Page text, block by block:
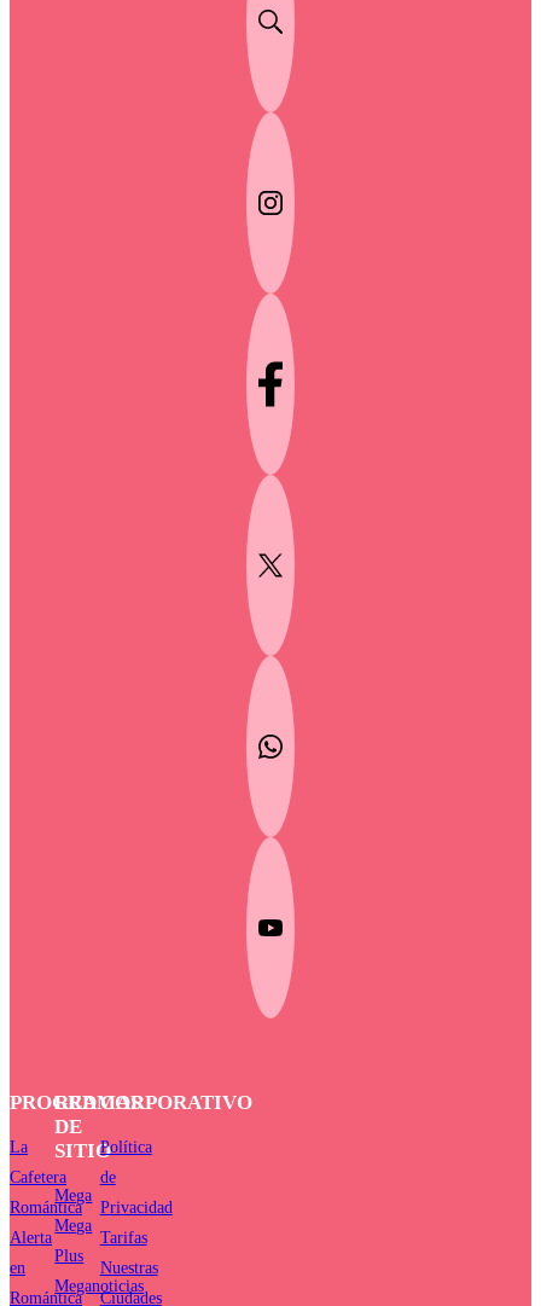
PROGRAMAS
La
Cafetera
Romántica
Alerta
en
Romántica
RED
DE
SITIO
Mega
Mega
Plus
Meganoticias
CORPORATIVO
Política
de
Privacidad
Tarifas
Nuestras
Ciudades